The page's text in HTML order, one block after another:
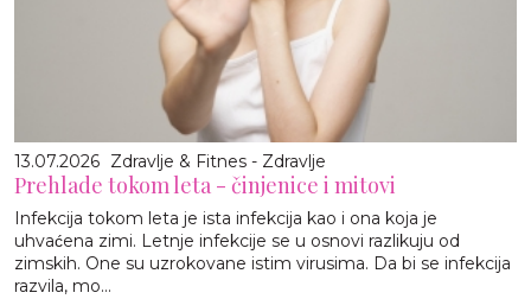
13.07.2026 Zdravlje & Fitnes - Zdravlje
Prehlade tokom leta - činjenice i mitovi
Infekcija tokom leta je ista infekcija kao i ona koja je
uhvaćena zimi. Letnje infekcije se u osnovi razlikuju od
zimskih. One su uzrokovane istim virusima. Da bi se infekcija
razvila, mo...